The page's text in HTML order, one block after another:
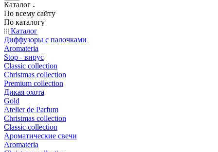
Каталог
По всему сайту
По каталогу
Каталог
Диффузоры с палочками
Aromateria
Stop - вирус
Сlassic collection
Сhristmas collection
Premium collection
Дикая охота
Gold
Atelier de Parfum
Christmas collection
Classic collection
Ароматические свечи
Aromateria